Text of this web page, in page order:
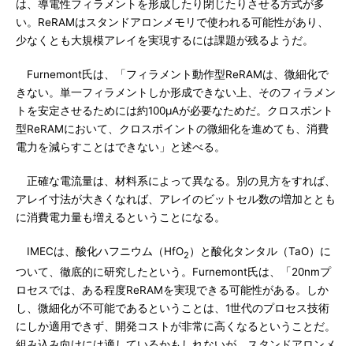
は、導電性フィラメントを形成したり閉じたりさせる方式が多
い。ReRAMはスタンドアロンメモリで使われる可能性があり、
少なくとも大規模アレイを実現するには課題が残るようだ。
Furnemont氏は、「フィラメント動作型ReRAMは、微細化で
きない。単一フィラメントしか形成できない上、そのフィラメン
トを安定させるためには約100μAが必要なためだ。クロスポント
型ReRAMにおいて、クロスポイントの微細化を進めても、消費
電力を減らすことはできない」と述べる。
正確な電流量は、材料系によって異なる。別の見方をすれば、
アレイ寸法が大きくなれば、アレイのビットセル数の増加ととも
に消費電力量も増えるということになる。
IMECは、酸化ハフニウム（HfO2 ）と酸化タンタル（TaO）に
ついて、徹底的に研究したという。Furnemont氏は、「20nmプ
ロセスでは、ある程度ReRAMを実現できる可能性がある。しか
し、微細化が不可能であるということは、1世代のプロセス技術
にしか適用できず、開発コストが非常に高くなるということだ。